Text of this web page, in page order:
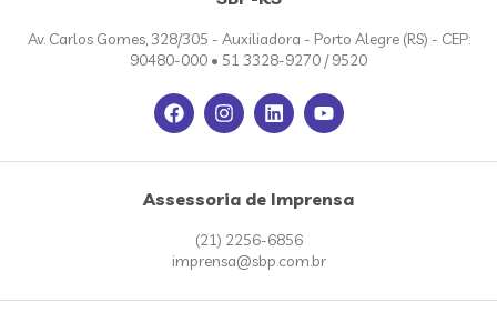
Av. Carlos Gomes, 328/305 - Auxiliadora - Porto Alegre (RS) - CEP:
90480-000 • 51 3328-9270 / 9520
Assessoria de Imprensa
(21) 2256-6856
imprensa@sbp.com.br